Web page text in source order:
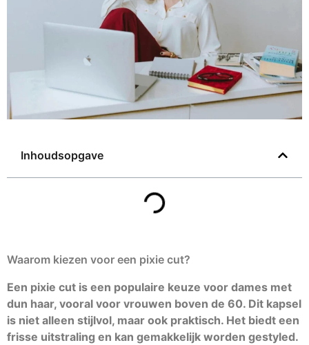
Inhoudsopgave
Waarom kiezen voor een pixie cut?
Een pixie cut is een populaire keuze voor dames met
dun haar, vooral voor vrouwen boven de 60. Dit kapsel
is niet alleen stijlvol, maar ook praktisch. Het biedt een
frisse uitstraling en kan gemakkelijk worden gestyled.